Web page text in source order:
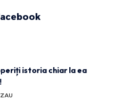
istoria chiar la ea